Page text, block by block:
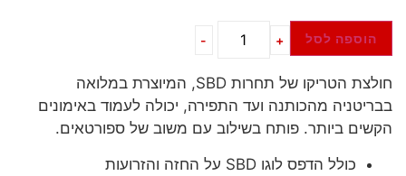
+
- הוספה לסל
חולצת הטריקו של תחרות SBD, המיוצרת במלואה
בבריטניה מהכותנה ועד התפירה, יכולה לעמוד באימונים
הקשים ביותר. פותח בשילוב עם משוב של ספורטאים.
כולל הדפס לוגו SBD על החזה והזרועות